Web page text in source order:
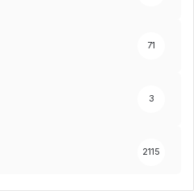
71
3
2115